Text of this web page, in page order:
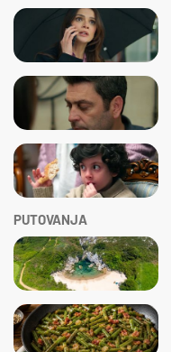
PUTOVANJA